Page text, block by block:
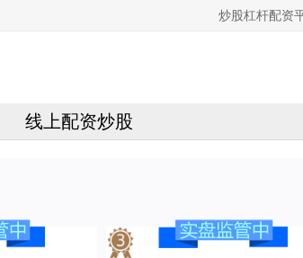
炒股杠杆配资
线上配资炒股